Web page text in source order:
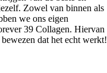
Zowel van binnen als
we ons eigen
39 Collagen. Hiervan
dat het echt werkt!